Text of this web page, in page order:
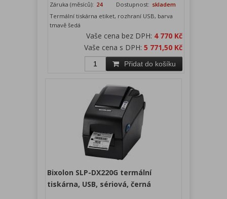
Záruka (měsíců): 24 Dostupnost: skladem
Termální tiskárna etiket, rozhraní USB, barva
tmavě šedá
Vaše cena bez DPH: 4 770 Kč
Vaše cena s DPH:5 771,50 Kč
Přidat do košíku
Bixolon SLP-DX220G termální
tiskárna, USB, sériová, černá